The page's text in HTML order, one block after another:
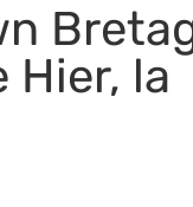
Hier, la